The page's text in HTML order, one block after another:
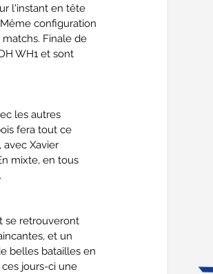
l'instant en tête
configuration
Finale de
WH1 et sont
les autres
fera tout ce
Xavier
mixte, en tous
se retrouveront
et un
belles batailles en
jours-ci une